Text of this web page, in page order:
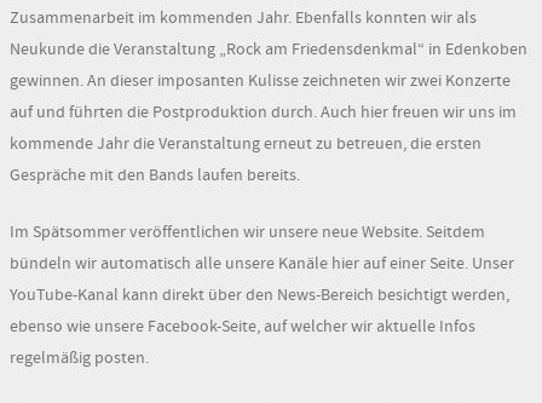
Zusammenarbeit im kommenden Jahr. Ebenfalls konnten wir als
Neukunde die Veranstaltung „Rock am Friedensdenkmal“ in Edenkoben
gewinnen. An dieser imposanten Kulisse zeichneten wir zwei Konzerte
auf und führten die Postproduktion durch. Auch hier freuen wir uns im
kommende Jahr die Veranstaltung erneut zu betreuen, die ersten
Gespräche mit den Bands laufen bereits.
Im Spätsommer veröffentlichen wir unsere neue Website. Seitdem
bündeln wir automatisch alle unsere Kanäle hier auf einer Seite. Unser
YouTube-Kanal kann direkt über den News-Bereich besichtigt werden,
ebenso wie unsere Facebook-Seite, auf welcher wir aktuelle Infos
regelmäßig posten.